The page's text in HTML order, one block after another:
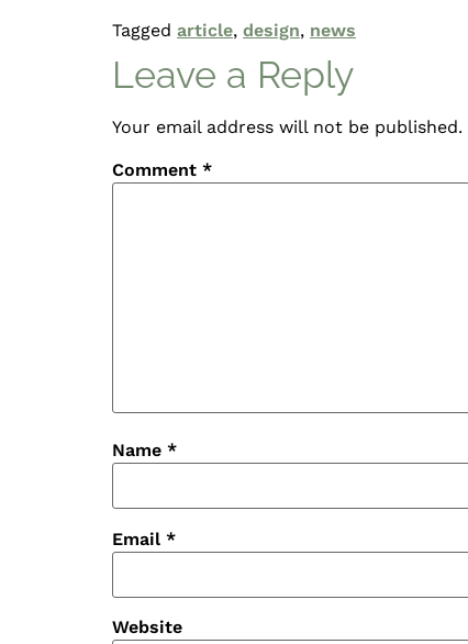
Tagged article, design, news
Leave a Reply
Your email address will not be published.
Comment *
Name *
Email *
Website